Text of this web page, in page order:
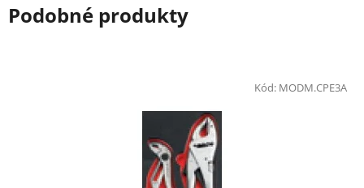
Podobné produkty
Kód: MODM.CPE3A